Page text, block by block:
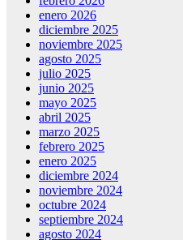
enero 2026
diciembre 2025
noviembre 2025
agosto 2025
julio 2025
junio 2025
mayo 2025
abril 2025
marzo 2025
febrero 2025
enero 2025
diciembre 2024
noviembre 2024
octubre 2024
septiembre 2024
agosto 2024